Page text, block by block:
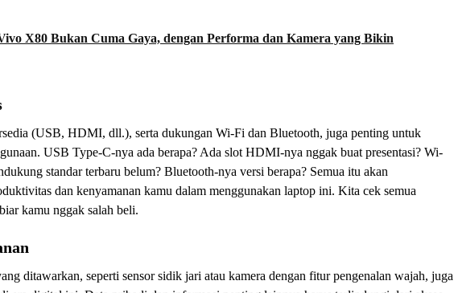
X80 Bukan Cuma Gaya, dengan Performa dan Kamera yang Bikin
(USB, HDMI, dll.), serta dukungan Wi-Fi dan Bluetooth, juga penting untuk
USB Type-C-nya ada berapa? Ada slot HDMI-nya nggak buat presentasi? Wi-
standar terbaru belum? Bluetooth-nya versi berapa? Semua itu akan
dan kenyamanan kamu dalam menggunakan laptop ini. Kita cek semua
kamu nggak salah beli.
ditawarkan, seperti sensor sidik jari atau kamera dengan fitur pengenalan wajah, juga